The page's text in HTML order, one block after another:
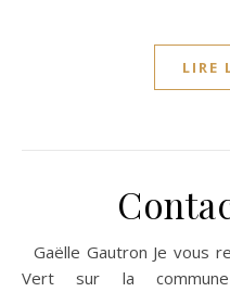
LIRE
Gaëlle Gautron Je vous reçois en présentiel en Périgord
Vert sur la